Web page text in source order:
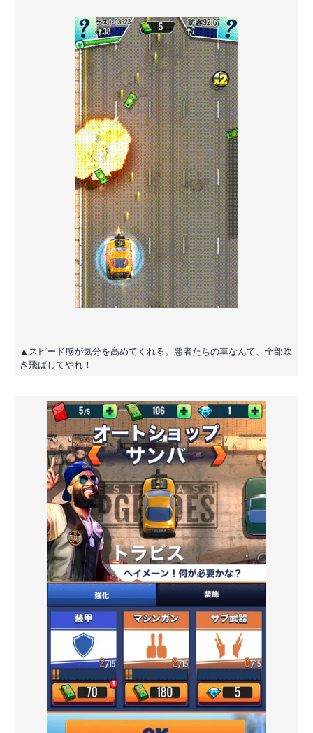
▲スピード感が気分を高めてくれる。悪者たちの車なんて、全部吹
き飛ばしてやれ！